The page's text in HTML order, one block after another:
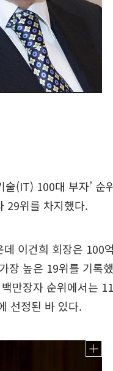
(IT) 100대 부자’ 순
29위를 차지했다.
이건희 회장은 100
장 높은 19위를 기록
만장자 순위에서는
선정된 바 있다.